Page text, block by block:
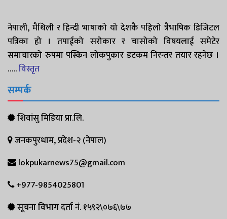
नेपाली, मैथिली र हिन्दी भाषाको यो देशकै पहिलो त्रैभाषिक डिजिटल
पत्रिका हो । तपाईको सरोकार र चासोको विषयलाई समेटेर
समाचारको रुपमा पस्किन लोकपुकार डटकम निरन्तर तयार रहनेछ ।
…..विस्तृत
सम्पर्क
शिवांसु मिडिया प्रा.लि.
जनकपुरधाम, प्रदेश-२ (नेपाल)
lokpukarnews75@gmail.com
+977-9854025801
सूचना विभाग दर्ता नं. १५९२\०७६\७७